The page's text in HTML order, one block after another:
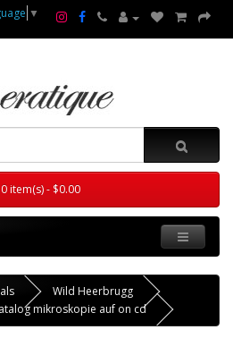
▼
0 item(s) - $0.00
Wild Heerbrugg
mikroskopie auf on cd